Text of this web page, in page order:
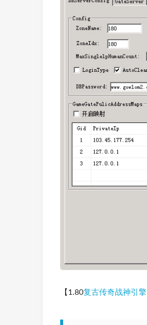
【1.80复古传奇战神引擎